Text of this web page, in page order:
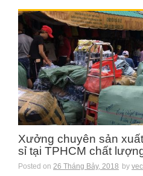
Xưởng chuyên sản
sỉ tại TPHCM chất
Posted on 26 Tháng Bảy, 2018 by